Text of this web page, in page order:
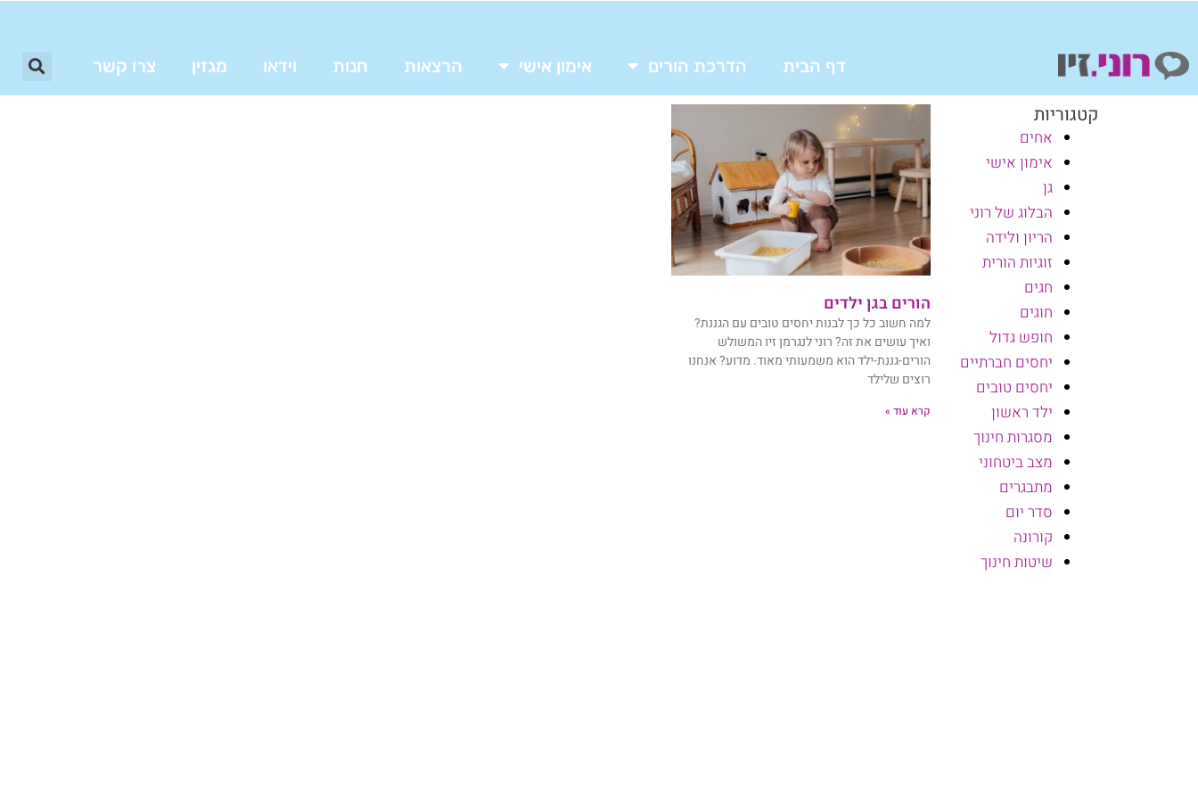
דף הבית הדרכת הורים אימון אישי הרצאות חנות וידאו מגזין צרו קשר
קטגוריות
אחים
אימון אישי
גן
הבלוג של רוני
הריון ולידה
זוגיות הורית
חגים
חוגים
חופש גדול
יחסים חברתיים
יחסים טובים
ילד ראשון
מסגרות חינוך
מצב ביטחוני
מתבגרים
סדר יום
קורונה
שיטות חינוך
הורים בגן ילדים
למה חשוב כל כך לבנות יחסים טובים עם הגננת?
ואיך עושים את זה? רוני לנגרמן זיו המשולש
הורים-גננת-ילד הוא משמעותי מאוד. מדוע? אנחנו
רוצים שלילד
קרא עוד »